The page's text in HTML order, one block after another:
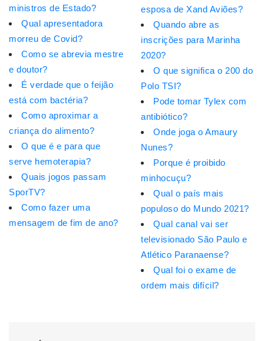
ministros de Estado?
Qual apresentadora
morreu de Covid?
Como se abrevia mestre
e doutor?
É verdade que o feijão
está com bactéria?
Como aproximar a
criança do alimento?
O que é e para que
serve hemoterapia?
Quais jogos passam
SporTV?
Como fazer uma
mensagem de fim de ano?
esposa de Xand Aviões?
Quando abre as
inscrições para Marinha
2020?
O que significa o 200 do
Polo TSI?
Pode tomar Tylex com
antibiótico?
Onde joga o Amaury
Nunes?
Porque é proibido
minhocuçu?
Qual o país mais
populoso do Mundo 2021?
Qual canal vai ser
televisionado São Paulo e
Atlético Paranaense?
Qual foi o exame de
ordem mais difícil?